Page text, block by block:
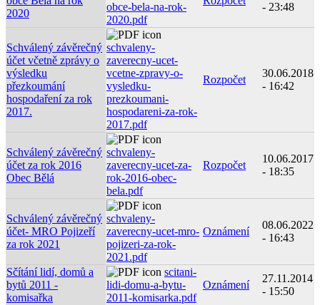
2020
obce-bela-na-rok-
2020.pdf
- 23:48
Schválený závěrečný
účet včetně zprávy o
výsledku
přezkoumání
hospodaření za rok
2017.
schvaleny-
zaverecny-ucet-
vcetne-zpravy-o-
vysledku-
prezkoumani-
hospodareni-za-rok-
2017.pdf
Rozpočet
30.06.2018
- 16:42
Schválený závěrečný
účet za rok 2016
Obec Bělá
schvaleny-
zaverecny-ucet-za-
rok-2016-obec-
bela.pdf
Rozpočet
10.06.2017
- 18:35
Schválený závěrečný
účet- MRO Pojizeří
za rok 2021
schvaleny-
zaverecny-ucet-mro-
pojizeri-za-rok-
2021.pdf
Oznámení
08.06.2022
- 16:43
Sčítání lidí, domů a
bytů 2011 -
komisařka
scitani-
lidi-domu-a-bytu-
2011-komisarka.pdf
Oznámení
27.11.2014
- 15:50